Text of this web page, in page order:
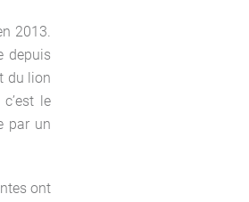
2013.
depuis
du lion
le
par un
ont